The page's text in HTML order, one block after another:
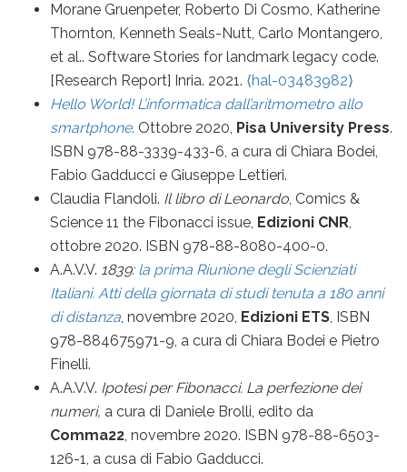
Morane Gruenpeter, Roberto Di Cosmo, Katherine
Thornton, Kenneth Seals-Nutt, Carlo Montangero,
et al.. Software Stories for landmark legacy code.
[Research Report] Inria. 2021. ⟨hal-03483982⟩
Hello World! L’informatica dall’aritmometro allo
smartphone. Ottobre 2020, Pisa University Press.
ISBN 978-88-3339-433-6, a cura di Chiara Bodei,
Fabio Gadducci e Giuseppe Lettieri.
Claudia Flandoli. Il libro di Leonardo, Comics &
Science 11 the Fibonacci issue, Edizioni CNR,
ottobre 2020. ISBN 978-88-8080-400-0.
A.A.V.V. 1839: la prima Riunione degli Scienziati
Italiani. Atti della giornata di studi tenuta a 180 anni
di distanza, novembre 2020, Edizioni ETS, ISBN
978-884675971-9, a cura di Chiara Bodei e Pietro
Finelli.
A.A.V.V. Ipotesi per Fibonacci. La perfezione dei
numeri, a cura di Daniele Brolli, edito da
Comma22, novembre 2020. ISBN 978-88-6503-
126-1, a cusa di Fabio Gadducci.